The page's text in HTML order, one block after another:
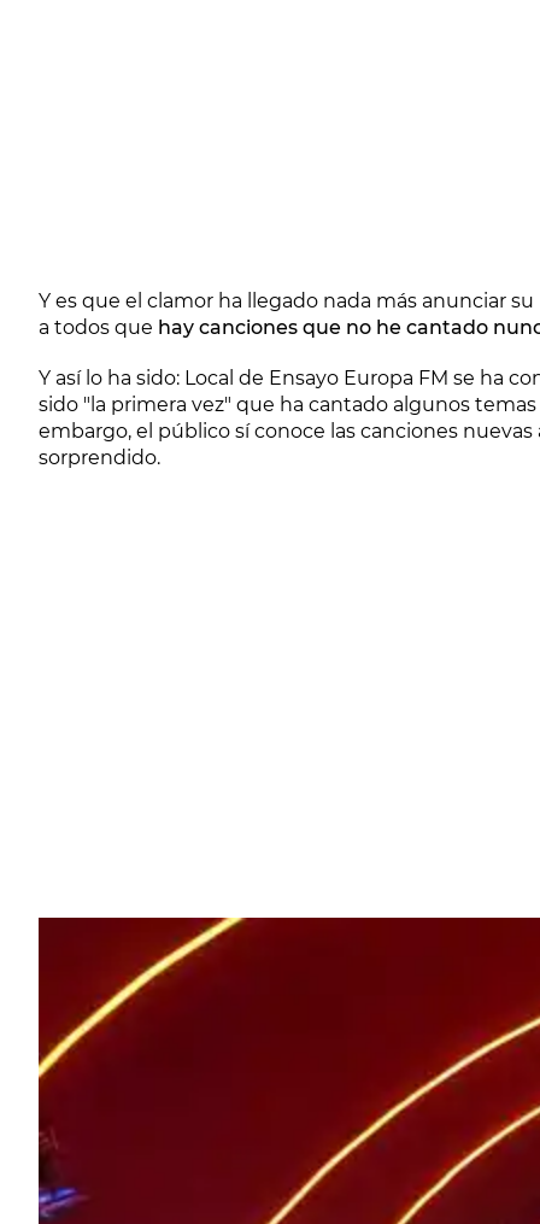
Y es que el clamor ha llegado nada más anunciar
a todos que hay canciones que no he cantado
Y así lo ha sido: Local de Ensayo Europa FM se ha
sido "la primera vez" que ha cantado algunos
embargo, el público sí conoce las canciones nuevas
sorprendido.